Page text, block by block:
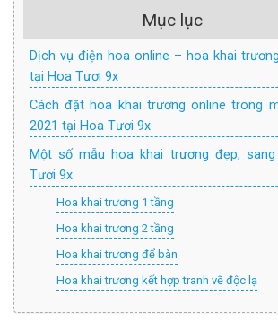
Mục lục
Dịch vụ điện hoa online – hoa khai
tại Hoa Tươi 9x
Cách đặt hoa khai trương online trong
2021 tại Hoa Tươi 9x
Một số mẫu hoa khai trương đẹp,
Tươi 9x
Hoa khai trương 1 tầng
Hoa khai trương 2 tầng
Hoa khai trương để bàn
Hoa khai trương kết hợp tranh vẽ độc lạ